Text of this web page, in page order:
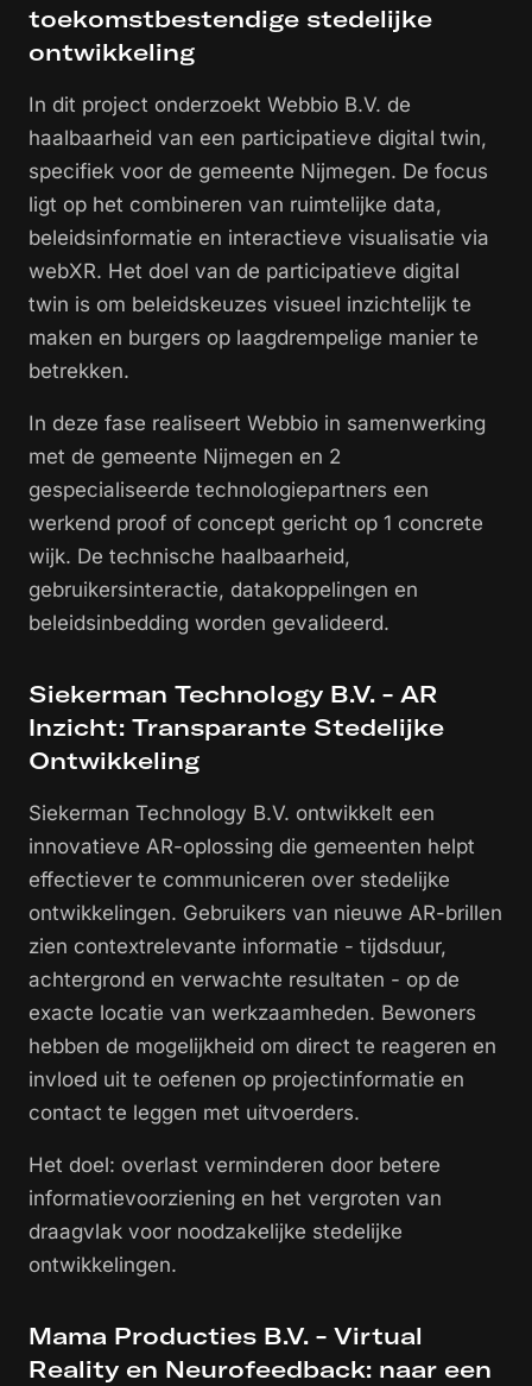
toekomstbestendige stedelijke
ontwikkeling
In dit project onderzoekt Webbio B.V. de
haalbaarheid van een participatieve digital twin,
specifiek voor de gemeente Nijmegen. De focus
ligt op het combineren van ruimtelijke data,
beleidsinformatie en interactieve visualisatie via
webXR. Het doel van de participatieve digital
twin is om beleidskeuzes visueel inzichtelijk te
maken en burgers op laagdrempelige manier te
betrekken.
In deze fase realiseert Webbio in samenwerking
met de gemeente Nijmegen en 2
gespecialiseerde technologiepartners een
werkend proof of concept gericht op 1 concrete
wijk. De technische haalbaarheid,
gebruikersinteractie, datakoppelingen en
beleidsinbedding worden gevalideerd.
Siekerman Technology B.V. - AR
Inzicht: Transparante Stedelijke
Ontwikkeling
Siekerman Technology B.V. ontwikkelt een
innovatieve AR-oplossing die gemeenten helpt
effectiever te communiceren over stedelijke
ontwikkelingen. Gebruikers van nieuwe AR-brillen
zien contextrelevante informatie - tijdsduur,
achtergrond en verwachte resultaten - op de
exacte locatie van werkzaamheden. Bewoners
hebben de mogelijkheid om direct te reageren en
invloed uit te oefenen op projectinformatie en
contact te leggen met uitvoerders.
Het doel: overlast verminderen door betere
informatievoorziening en het vergroten van
draagvlak voor noodzakelijke stedelijke
ontwikkelingen.
Mama Producties B.V. - Virtual
Reality en Neurofeedback: naar een